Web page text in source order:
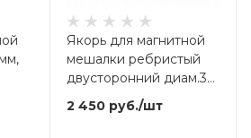
Якорь для магнитной
мешалки ребристый
двусторонний диам.36
мм, высота 16 мм,
фторопласт
2 450руб./шт